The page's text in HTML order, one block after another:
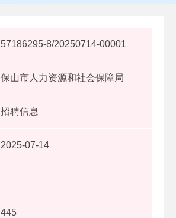
57186295-8/20250714-00001
保山市人力资源和社会保障局
招聘信息
2025-07-14
445